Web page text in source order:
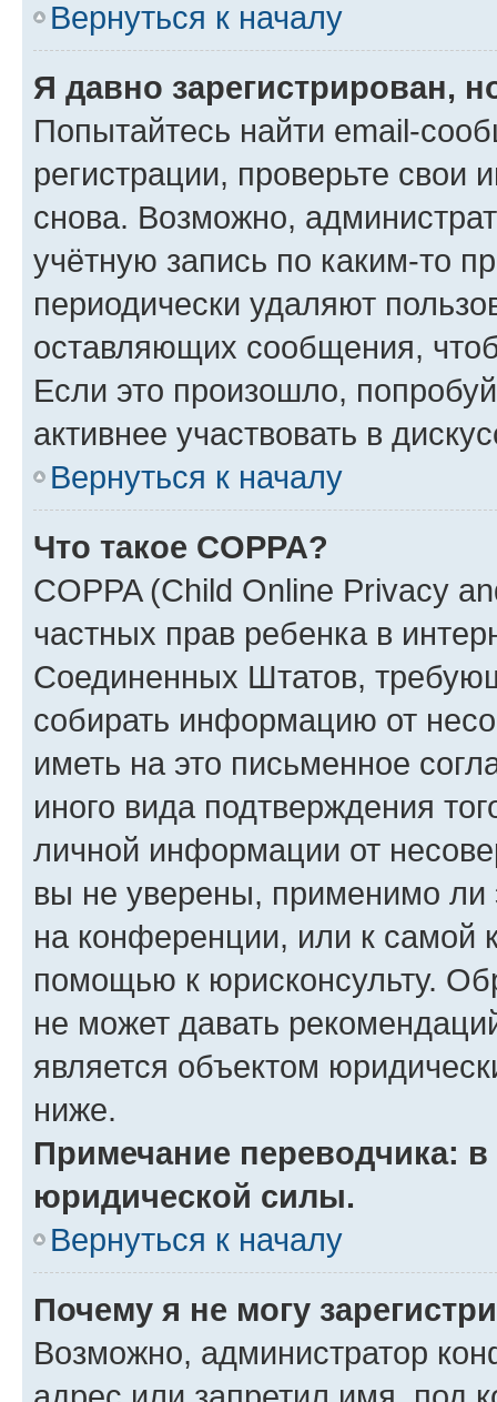
Вернуться к началу
Я давно зарегистрирован,
Попытайтесь найти email-
регистрации, проверьте свои
снова. Возможно,
учётную запись по каким-то
периодически удаляют
оставляющих сообщения,
Если это произошло,
активнее участвовать в
Вернуться к началу
Что такое COPPA?
COPPA (Child Online Privacy
частных прав ребенка в
Соединенных Штатов,
собирать информацию от
иметь на это письменное
иного вида подтверждения
личной информации от
вы не уверены, применимо ли
на конференции, или к самой
помощью к юрисконсульту.
не может давать
является объектом
ниже.
Примечание переводчика:
юридической силы.
Вернуться к началу
Почему я не могу
Возможно, администратор